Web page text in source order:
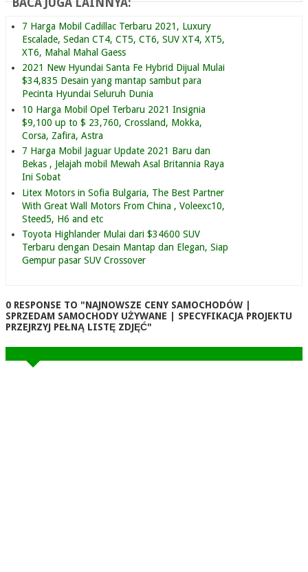
7 Harga Mobil Cadillac Terbaru 2021, Luxury
Escalade, Sedan CT4, CT5, CT6, SUV XT4, XT5,
XT6, Mahal Mahal Gaess
2021 New Hyundai Santa Fe Hybrid Dijual Mulai
$34,835 Desain yang mantap sambut para
Pecinta Hyundai Seluruh Dunia
10 Harga Mobil Opel Terbaru 2021 Insignia
$9,100 up to $ 23,760, Crossland, Mokka,
Corsa, Zafira, Astra
7 Harga Mobil Jaguar Update 2021 Baru dan
Bekas , Jelajah mobil Mewah Asal Britannia Raya
Ini Sobat
Litex Motors in Sofia Bulgaria, The Best Partner
With Great Wall Motors From China , Voleexc10,
Steed5, H6 and etc
Toyota Highlander Mulai dari $34600 SUV
Terbaru dengan Desain Mantap dan Elegan, Siap
Gempur pasar SUV Crossover
0 RESPONSE TO "NAJNOWSZE CENY SAMOCHODÓW |
SPRZEDAM SAMOCHODY UŻYWANE | SPECYFIKACJA PROJEKTU
PRZEJRZYJ PEŁNĄ LISTĘ ZDJĘĆ"